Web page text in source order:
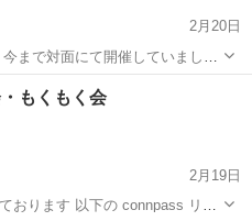
2月20日
ンにて初開催いたします🙌
タロットカード
もくもく会
2月19日
おります 以下の connpass リン